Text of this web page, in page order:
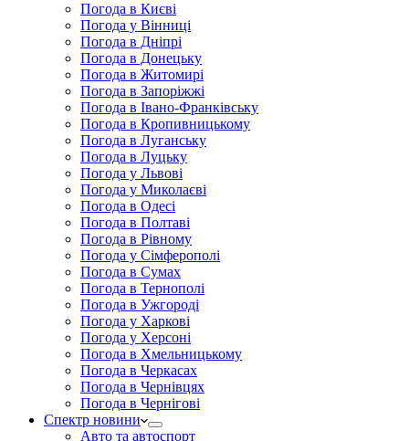
Погода в Києві
Погода у Вінниці
Погода в Дніпрі
Погода в Донецьку
Погода в Житомирі
Погода в Запоріжжі
Погода в Івано-Франківську
Погода в Кропивницькому
Погода в Луганську
Погода в Луцьку
Погода у Львові
Погода у Миколаєві
Погода в Одесі
Погода в Полтаві
Погода в Рівному
Погода у Сімферополі
Погода в Сумах
Погода в Тернополі
Погода в Ужгороді
Погода у Харкові
Погода у Херсоні
Погода в Хмельницькому
Погода в Черкасах
Погода в Чернівцях
Погода в Чернігові
Спектр новини
Авто та автоспорт